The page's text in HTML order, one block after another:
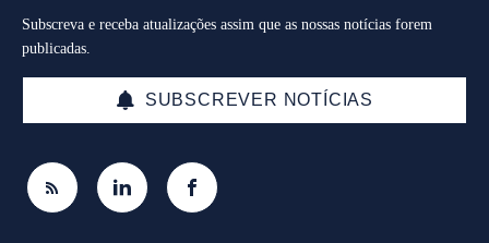
Subscreva e receba atualizações assim que as nossas notícias forem
publicadas.
SUBSCREVER NOTÍCIAS